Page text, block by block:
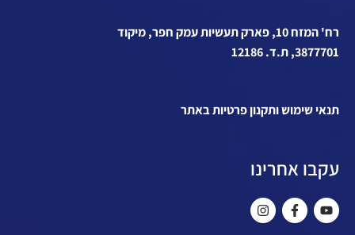
רח' המזח 10, פארק תעשיות עמק חפר, מיקוד
3877701, ת.ד. 12186
תנאי שימוש ותקנון פרטיות באתר
עקבו אחרינו